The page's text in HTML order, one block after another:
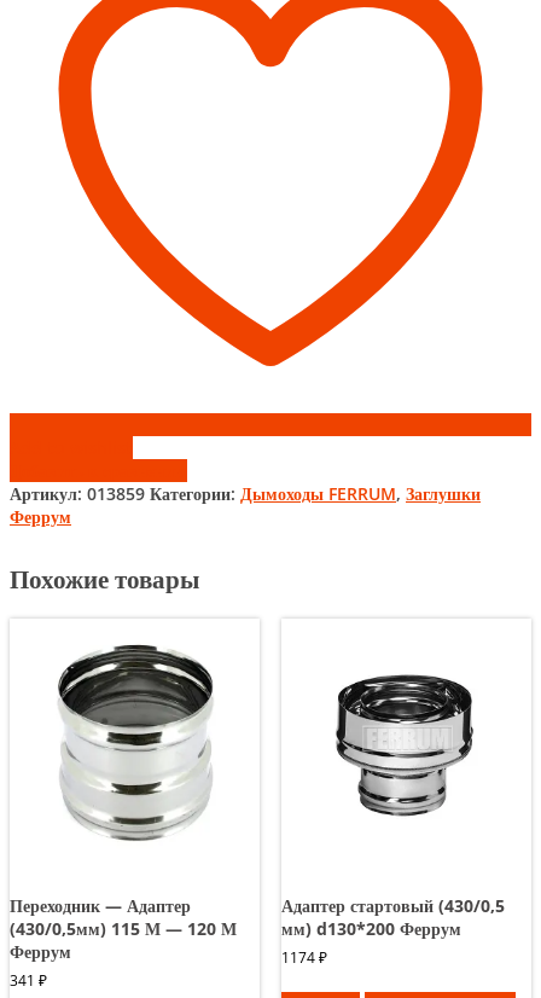
Артикул: 013859 Категории: Дымоходы FERRUM, Заглушки
Феррум
Похожие товары
Переходник — Адаптер
(430/0,5мм) 115 М — 120 М
Феррум
341 ₽
Адаптер стартовый (430/0,5
мм) d130*200 Феррум
1174₽